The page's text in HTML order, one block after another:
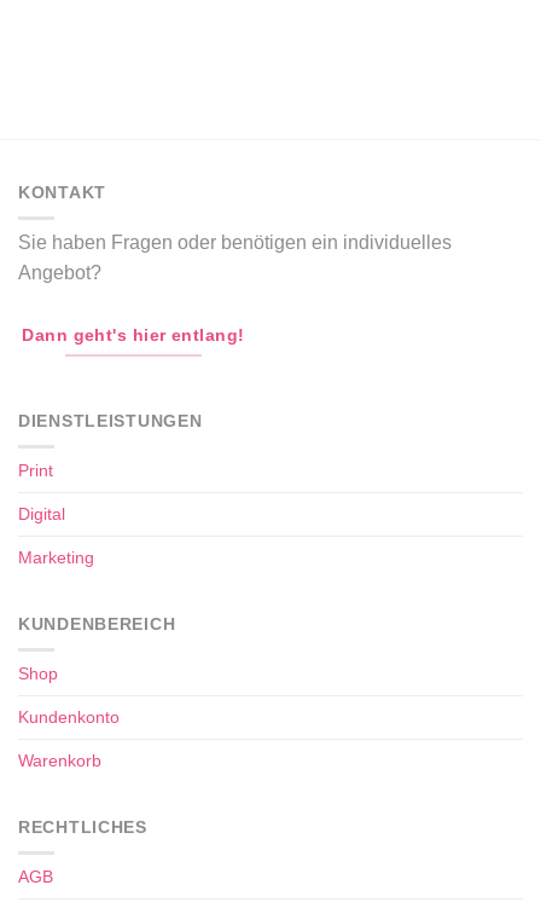
KONTAKT
Sie haben Fragen oder benötigen ein individuelles
Angebot?
Dann geht's hier entlang!
DIENSTLEISTUNGEN
Print
Digital
Marketing
KUNDENBEREICH
Shop
Kundenkonto
Warenkorb
RECHTLICHES
AGB